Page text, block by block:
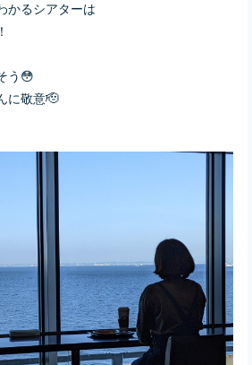
かるシアターは
う😳
に敬意🫡